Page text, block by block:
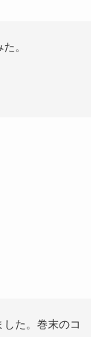
。
た。巻末のコ